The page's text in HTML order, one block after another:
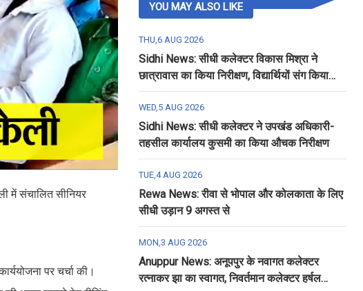
में संचालित सीनियर
पर चर्चा की।
YOU MAY ALSO LIKE
THU,6 AUG 2026
Sidhi News: सीधी कलेक्टर विकास मिश्रा ने
छात्रावास का किया निरीक्षण, विद्यार्थियों संग किया
रात्रि भोजन
WED,5 AUG 2026
Sidhi News: सीधी कलेक्टर ने उपखंड अधिकारी-
तहसील कार्यालय कुसमी का किया औचक निरीक्षण
TUE,4 AUG 2026
Rewa News: रीवा से भोपाल और कोलकाता के लिए
सीधी उड़ान 9 अगस्त से
MON,3 AUG 2026
Anuppur News: अनूपपुर के नवागत कलेक्टर
रत्नाकर झा का स्वागत, निवर्तमान कलेक्टर हर्षल